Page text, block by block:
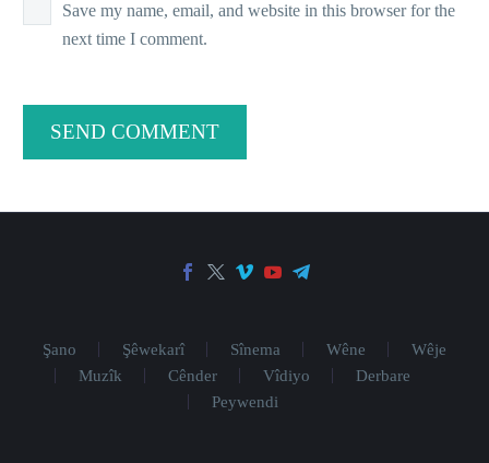
Save my name, email, and website in this browser for the
next time I comment.
SEND COMMENT
Şano Şêwekarî Sînema Wêne
Wêje
Muzîk
Cênder Vîdiyo
Derbare
Peywendi